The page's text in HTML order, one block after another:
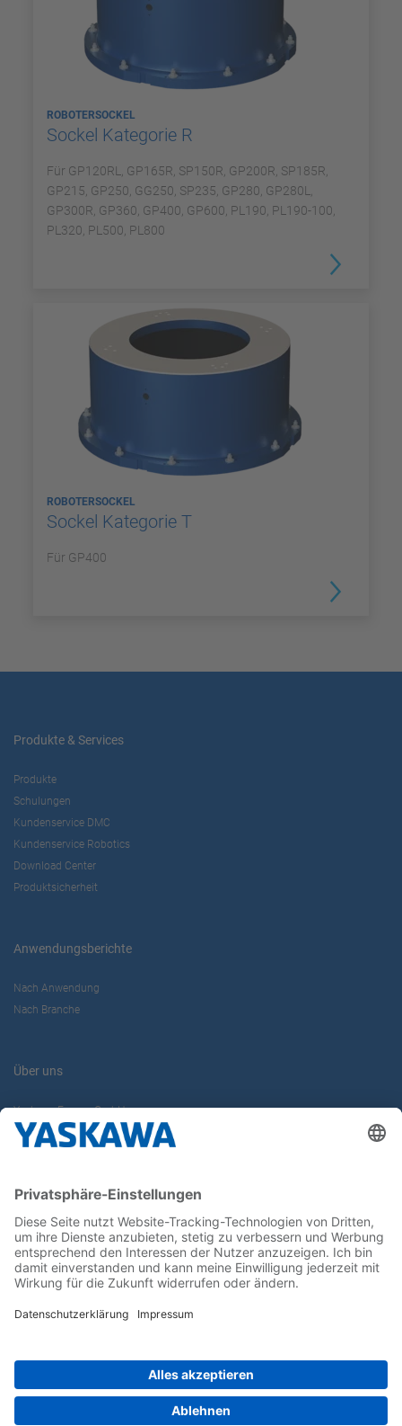
ROBOTERSOCKEL
Sockel Kategorie R
Für GP120RL, GP165R, SP150R, GP200R, SP185R,
GP215, GP250, GG250, SP235, GP280, GP280L,
GP300R, GP360, GP400, GP600, PL190, PL190-100,
PL320, PL500, PL800
ROBOTERSOCKEL
Sockel Kategorie T
Für GP400
Produkte & Services
Produkte
Schulungen
Kundenservice DMC
Kundenservice Robotics
Download Center
Produktsicherheit
Anwendungsberichte
Nach Anwendung
Nach Branche
Über uns
Yaskawa Europe GmbH
Karriere
Newsletter
Follow us on...